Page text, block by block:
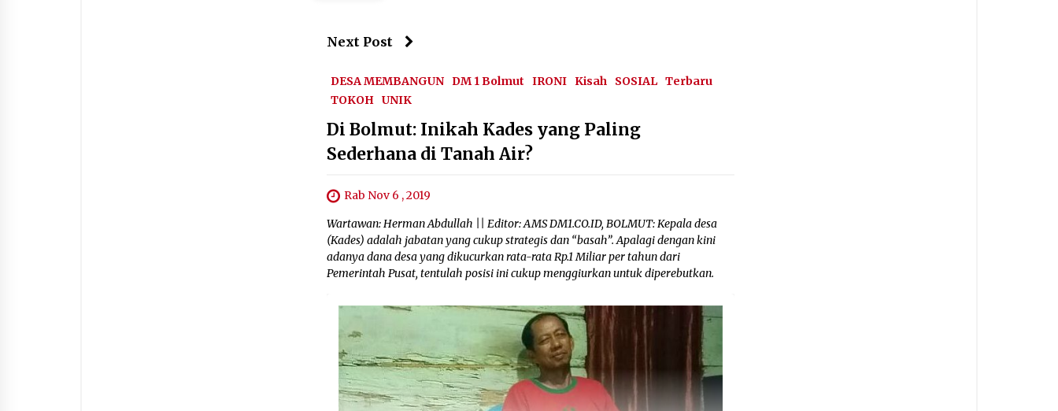
Next Post
DESA MEMBANGUN DM 1 Bolmut IRONI Kisah SOSIAL Terbaru
TOKOH UNIK
Di Bolmut: Inikah Kades yang Paling
Sederhana di Tanah Air?
Rab Nov 6 , 2019
Wartawan: Herman Abdullah || Editor: AMS DM1.CO.ID, BOLMUT: Kepala desa
(Kades) adalah jabatan yang cukup strategis dan “basah”. Apalagi dengan kini
adanya dana desa yang dikucurkan rata-rata Rp.1 Miliar per tahun dari
Pemerintah Pusat, tentulah posisi ini cukup menggiurkan untuk diperebutkan.